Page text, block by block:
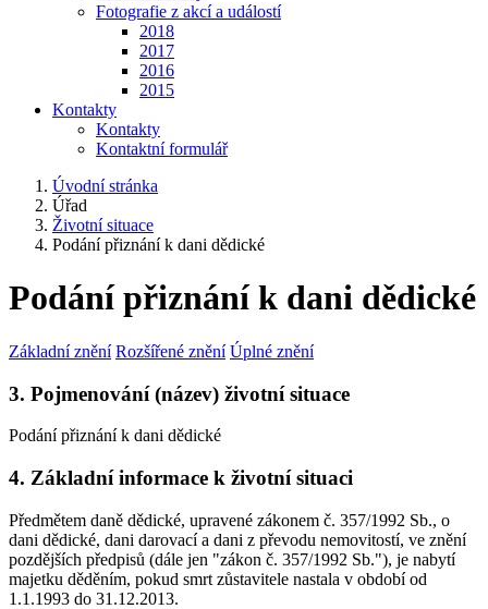
Fotografie z akcí a událostí
2018
2017
2016
2015
Kontakty
Kontakty
Kontaktní formulář
Úvodní stránka
Úřad
Životní situace
Podání přiznání k dani dědické
Podání přiznání k dani dědické
Základní znění Rozšířené znění Úplné znění
3. Pojmenování (název) životní situace
Podání přiznání k dani dědické
4. Základní informace k životní situaci
Předmětem daně dědické, upravené zákonem č. 357/1992 Sb., o
dani dědické, dani darovací a dani z převodu nemovitostí, ve znění
pozdějších předpisů (dále jen "zákon č. 357/1992 Sb."), je nabytí
majetku děděním, pokud smrt zůstavitele nastala v období od
1.1.1993 do 31.12.2013.